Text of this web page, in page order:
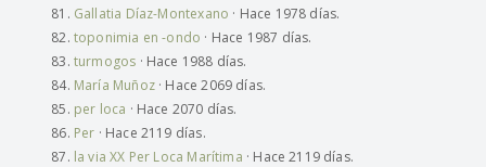
Gallatia Díaz-Montexano · Hace 1978 días.
toponimia en -ondo · Hace 1987 días.
turmogos · Hace 1988 días.
María Muñoz· Hace 2069 días.
per loca · Hace 2070 días.
Per · Hace 2119 días.
la via XX Per Loca Marítima · Hace 2119 días.